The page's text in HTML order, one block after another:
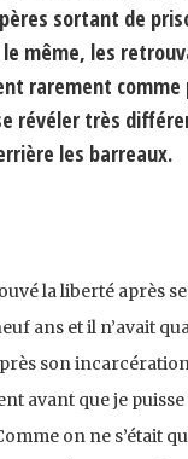
sortant de
le même, les
rarement
révéler très
les barreaux.
la liberté après
ans et il n’avait
son
avant que je
on ne s’était